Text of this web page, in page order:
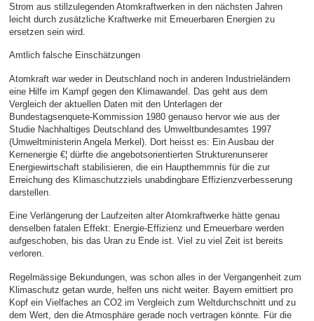
Strom aus stillzulegenden Atomkraftwerken in den nächsten Jahren
leicht durch zusätzliche Kraftwerke mit Erneuerbaren Energien zu
ersetzen sein wird.
Amtlich falsche Einschätzungen
Atomkraft war weder in Deutschland noch in anderen Industrieländern
eine Hilfe im Kampf gegen den Klimawandel. Das geht aus dem
Vergleich der aktuellen Daten mit den Unterlagen der
Bundestagsenquete-Kommission 1980 genauso hervor wie aus der
Studie Nachhaltiges Deutschland des Umweltbundesamtes 1997
(Umweltministerin Angela Merkel). Dort heisst es: Ein Ausbau der
Kernenergie €¦ dürfte die angebotsorientierten Strukturenunserer
Energiewirtschaft stabilisieren, die ein Haupthemmnis für die zur
Erreichung des Klimaschutzziels unabdingbare Effizienzverbesserung
darstellen.
Eine Verlängerung der Laufzeiten alter Atomkraftwerke hätte genau
denselben fatalen Effekt: Energie-Effizienz und Erneuerbare werden
aufgeschoben, bis das Uran zu Ende ist. Viel zu viel Zeit ist bereits
verloren.
Regelmässige Bekundungen, was schon alles in der Vergangenheit zum
Klimaschutz getan wurde, helfen uns nicht weiter. Bayern emittiert pro
Kopf ein Vielfaches an CO2 im Vergleich zum Weltdurchschnitt und zu
dem Wert, den die Atmosphäre gerade noch vertragen könnte. Für die